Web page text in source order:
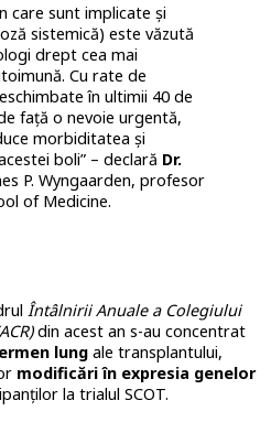
care sunt implicate și
sistemică) este văzută
drept cea mai
Cu rate de
în ultimii 40 de
față o nevoie urgentă,
morbiditatea și
boli” – declară Dr.
P. Wyngaarden, profesor
of Medicine.
Întâlnirii Anuale a Colegiului
din acest an s-au concentrat
lungale transplantului,
modificări în expresia genelor
la trialul SCOT.